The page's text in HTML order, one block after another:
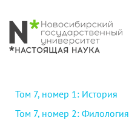
Том 7, номер 1: История
Том 7, номер 2: Филология